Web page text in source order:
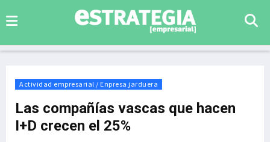
Actividad empresarial / Enpresa jarduera
Las compañías vascas que hacen
I+D crecen el 25%